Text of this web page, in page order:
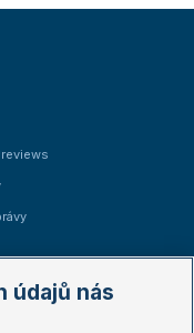
údajů nás